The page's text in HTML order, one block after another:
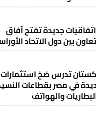
3 اتفاقيات جديدة تفتح آفاق
بين دول الاتحاد
تدرس ضخ استثمارات
في مصر بقطاعات
والهواتف